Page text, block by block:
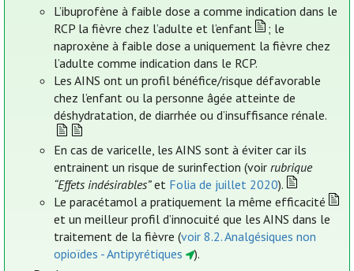
L’ibuprofène à faible dose a comme indication dans le
RCP la fièvre chez l’adulte et l’enfant
; le
naproxène à faible dose a uniquement la fièvre chez
l’adulte comme indication dans le RCP.
Les AINS ont un profil bénéfice/risque défavorable
chez l’enfant ou la personne âgée atteinte de
déshydratation, de diarrhée ou d’insuffisance rénale.
En cas de varicelle, les AINS sont à éviter car ils
entrainent un risque de surinfection (voirrubrique
“Effets indésirables”et Folia de juillet 2020).
Le paracétamol a pratiquement la même efficacité
et un meilleur profil d’innocuité que les AINS dans le
traitement de la fièvre (voir 8.2. Analgésiques non
opioïdes - Antipyrétiques
).